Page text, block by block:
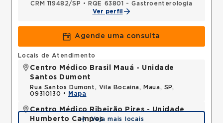
CRM 119482/SP •
RQE 63801 - Gastroenterologia
Ver perfil
Agende uma consulta
Locais de Atendimento
Centro Médico Brasil Mauá - Unidade
Santos Dumont
Rua Santos Dumont, Vila Bocaina, Maua, SP,
09310130 •
Mapa
Centro Médico Ribeirão Pires - Unidade
Humberto CamposVeja mais locais